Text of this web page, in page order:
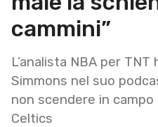
cammini”
L’analista NBA per
Simmons nel suo
non scendere in
Celtics